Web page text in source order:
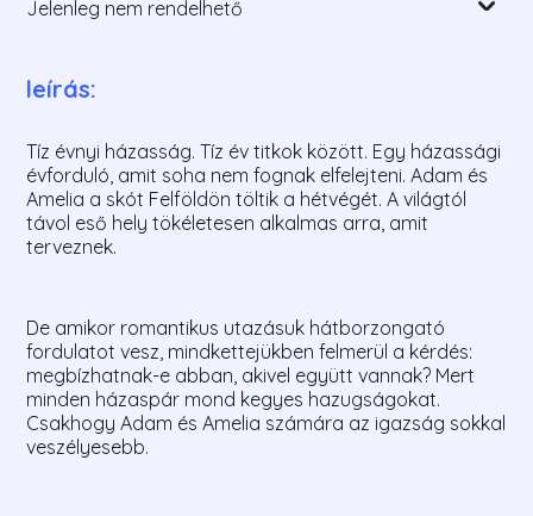
Jelenleg nem rendelhető
leírás:
Tíz évnyi házasság. Tíz év titkok között. Egy házassági
évforduló, amit soha nem fognak elfelejteni. Adam és
Amelia a skót Felföldön töltik a hétvégét. A világtól
távol eső hely tökéletesen alkalmas arra, amit
terveznek.
De amikor romantikus utazásuk hátborzongató
fordulatot vesz, mindkettejükben felmerül a kérdés:
megbízhatnak-e abban, akivel együtt vannak? Mert
minden házaspár mond kegyes hazugságokat.
Csakhogy Adam és Amelia számára az igazság sokkal
veszélyesebb.